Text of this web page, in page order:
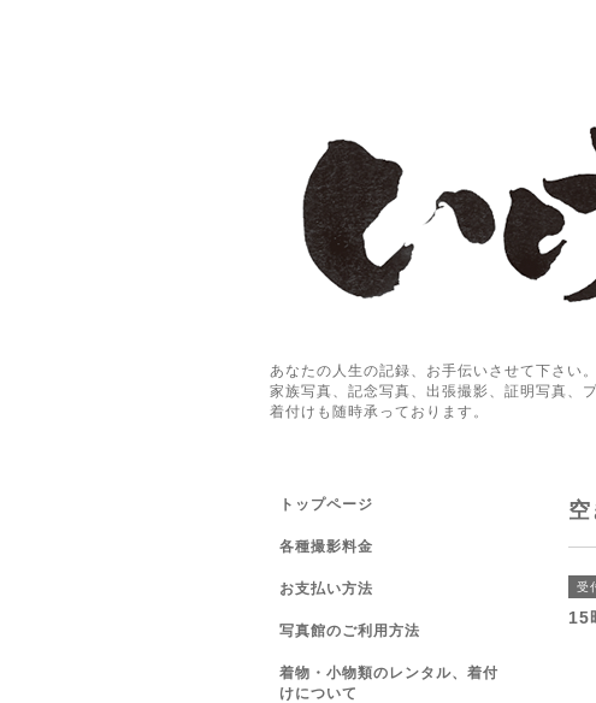
あなたの人生の記録、お手伝いさせて下さい。
家族写真、記念写真、出張撮影、証明写真、
着付けも随時承っております。
受
15
トップページ
各種撮影料金
お支払い方法
写真館のご利用方法
着物・小物類のレンタル、着付
けについて